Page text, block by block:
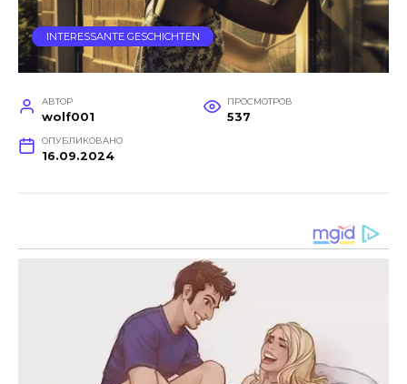
INTERESSANTE GESCHICHTEN
АВТОР
wolf001
ПРОСМОТРОВ
537
ОПУБЛИКОВАНО
16.09.2024